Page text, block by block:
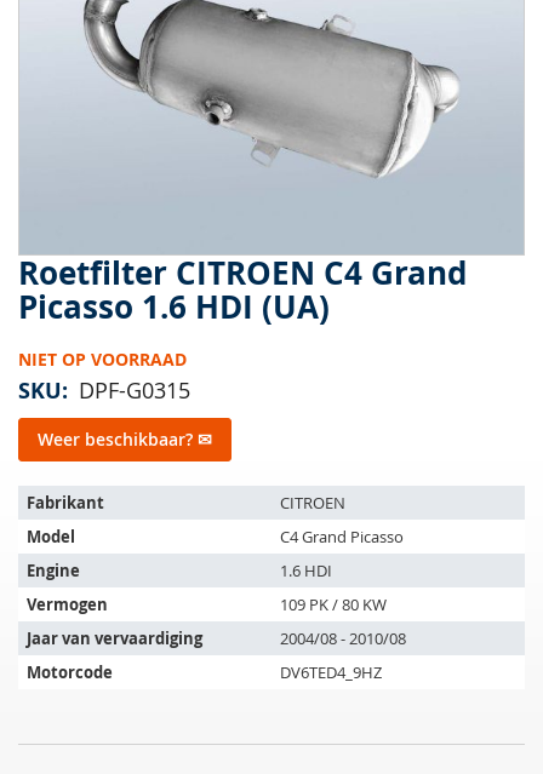
Roetfilter CITROEN C4 Grand
Picasso 1.6 HDI (UA)
NIET OP VOORRAAD
SKU DPF-G0315
Weer beschikbaar? ✉
Het
artikel
past
op
de
volgende
voertuigen:
Fabrikant
CITROEN
Model
C4 Grand Picasso
Engine
1.6 HDI
Vermogen
109 PK / 80 KW
Jaar van vervaardiging
2004/08 - 2010/08
Motorcode
DV6TED4_9HZ
afbeeldingen-
Ga
naar
het
van
de
gallerij